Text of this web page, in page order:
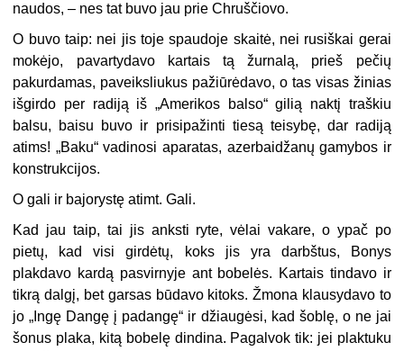
naudos, – nes tat buvo jau prie Chruščiovo.
O buvo taip: nei jis toje spaudoje skaitė, nei rusiškai gerai
mokėjo, pavartydavo kartais tą žurnalą, prieš pečių
pakurdamas, paveiksliukus pažiūrėdavo, o tas visas žinias
išgirdo per radiją iš „Amerikos balso“ gilią naktį traškiu
balsu, baisu buvo ir prisipažinti tiesą teisybę, dar radiją
atims! „Baku“ vadinosi aparatas, azerbaidžanų gamybos ir
konstrukcijos.
O gali ir bajorystę atimt. Gali.
Kad jau taip, tai jis anksti ryte, vėlai vakare, o ypač po
pietų, kad visi girdėtų, koks jis yra darbštus, Bonys
plakdavo kardą pasvirnyje ant bobelės. Kartais tindavo ir
tikrą dalgį, bet garsas būdavo kitoks. Žmona klausydavo to
jo „Ingę Dangę į padangę“ ir džiaugėsi, kad šoblę, o ne jai
šonus plaka, kitą bobelę dindina. Pagalvok tik: jei plaktuku